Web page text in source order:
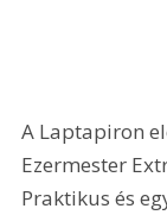
A Laptapiron
Ezermester
Praktikus és